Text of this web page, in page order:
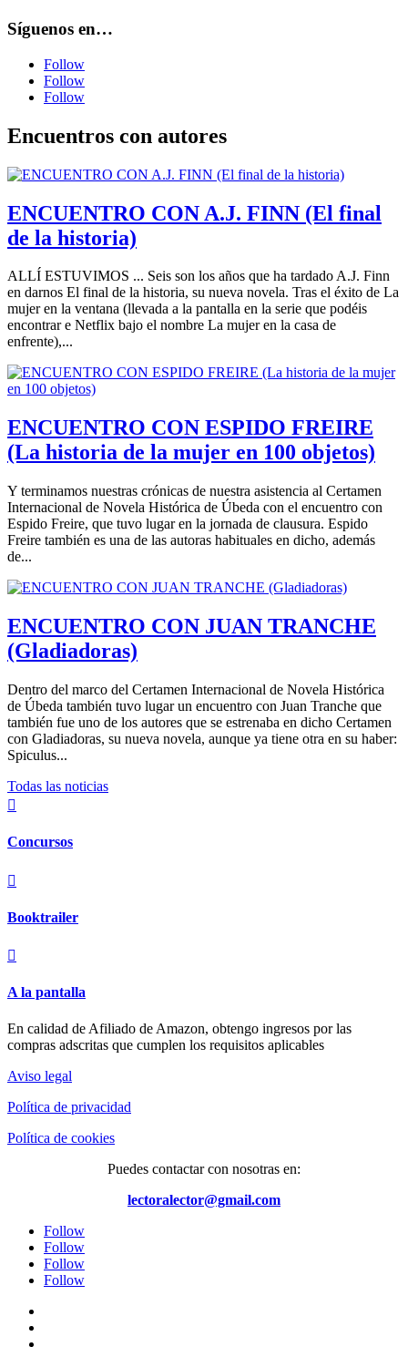
Síguenos en…
Follow
Follow
Follow
Encuentros con autores
ENCUENTRO CON A.J. FINN (El final
de la historia)
ALLÍ ESTUVIMOS ... Seis son los años que ha tardado A.J. Finn
en darnos El final de la historia, su nueva novela. Tras el éxito de La
mujer en la ventana (llevada a la pantalla en la serie que podéis
encontrar e Netflix bajo el nombre La mujer en la casa de
enfrente),...
ENCUENTRO CON ESPIDO FREIRE
(La historia de la mujer en 100 objetos)
Y terminamos nuestras crónicas de nuestra asistencia al Certamen
Internacional de Novela Histórica de Úbeda con el encuentro con
Espido Freire, que tuvo lugar en la jornada de clausura. Espido
Freire también es una de las autoras habituales en dicho, además
de...
ENCUENTRO CON JUAN TRANCHE
(Gladiadoras)
Dentro del marco del Certamen Internacional de Novela Histórica
de Úbeda también tuvo lugar un encuentro con Juan Tranche que
también fue uno de los autores que se estrenaba en dicho Certamen
con Gladiadoras, su nueva novela, aunque ya tiene otra en su haber:
Spiculus...
Todas las noticias

Concursos

Booktrailer

A la pantalla
En calidad de Afiliado de Amazon, obtengo ingresos por las
compras adscritas que cumplen los requisitos aplicables
Aviso legal
Política de privacidad
Política de cookies
Puedes contactar con nosotras en:
lectoralector@gmail.com
Follow
Follow
Follow
Follow